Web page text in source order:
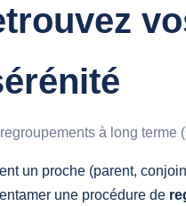
à long terme
un proche (parent,
une procédure de